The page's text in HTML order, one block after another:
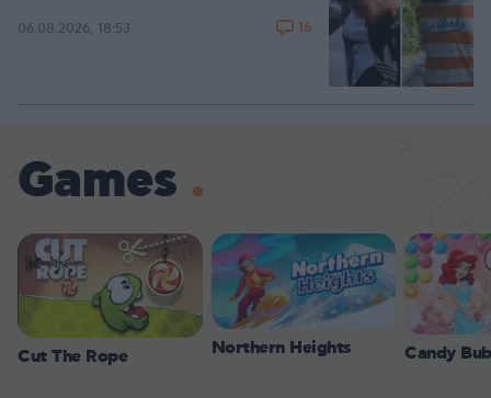
06.08.2026, 18:53 16
Games
Cut The Rope Northern Heights Candy